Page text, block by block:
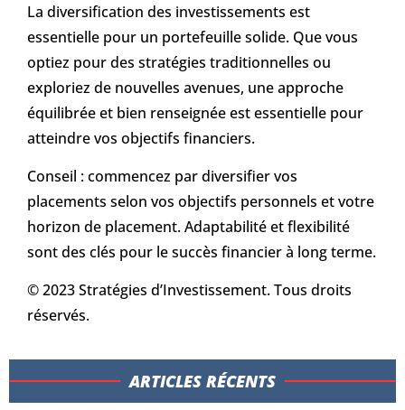
La diversification des investissements est
essentielle pour un portefeuille solide. Que vous
optiez pour des stratégies traditionnelles ou
exploriez de nouvelles avenues, une approche
équilibrée et bien renseignée est essentielle pour
atteindre vos objectifs financiers.
Conseil : commencez par diversifier vos
placements selon vos objectifs personnels et votre
horizon de placement. Adaptabilité et flexibilité
sont des clés pour le succès financier à long terme.
© 2023 Stratégies d’Investissement. Tous droits
réservés.
ARTICLES RÉCENTS​